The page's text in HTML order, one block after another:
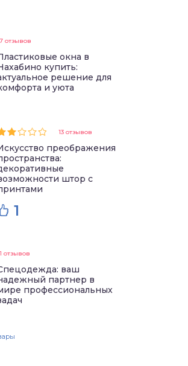
отзывов
окна в
купить:
решение для
и уюта
13 отзывов
преображения
штор с
1
отзывов
ваш
партнер в
профессиональных